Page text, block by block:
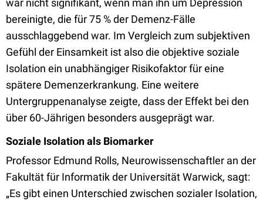
war nicht signifikant, wenn man ihn um Depression
bereinigte, die für 75 % der Demenz-Fälle
ausschlaggebend war. Im Vergleich zum subjektiven
Gefühl der Einsamkeit ist also die objektive soziale
Isolation ein unabhängiger Risikofaktor für eine
spätere Demenzerkrankung. Eine weitere
Untergruppenanalyse zeigte, dass der Effekt bei den
über 60-Jährigen besonders ausgeprägt war.
Soziale Isolation als Biomarker
Professor Edmund Rolls, Neurowissenschaftler an der
Fakultät für Informatik der Universität Warwick, sagt:
„Es gibt einen Unterschied zwischen sozialer Isolation,